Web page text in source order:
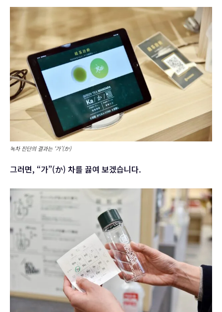
녹차 진단의 결과는 ‘가’(か)
그러면, “가”(か) 차를 끓여 보겠습니다.